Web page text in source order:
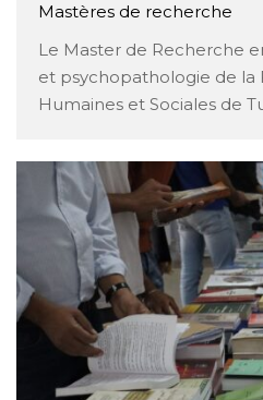
Mastères de recherche
Le Master de Recherche
et psychopathologie de la
Humaines et Sociales de
former des chercheurs
psychologie clinique. Ce
académique met l’accent
l’approfondissement des
théoriques et des